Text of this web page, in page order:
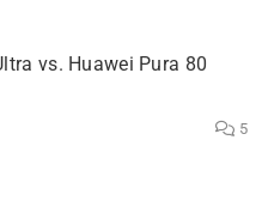
vs. Huawei Pura 80
5